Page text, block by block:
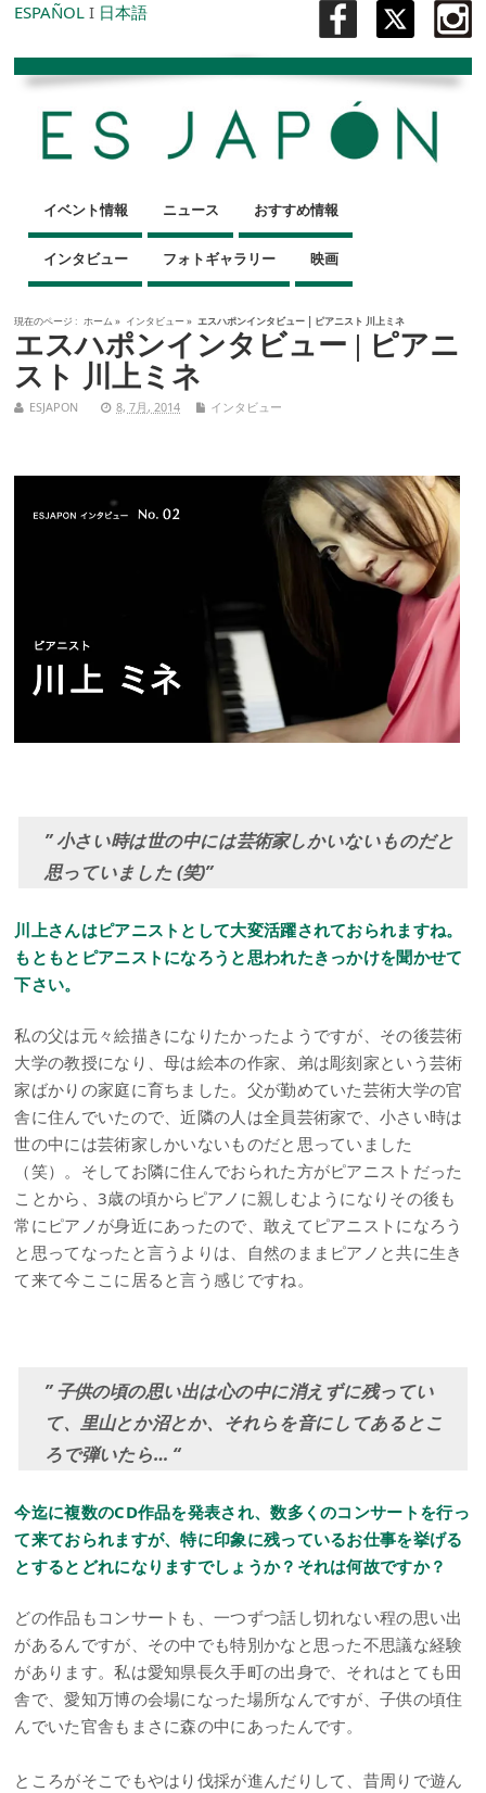
ESPAÑOL I 日本語
イベント情報 ニュース おすすめ情報
インタビュー フォトギャラリー 映画
現在のページ : ホーム » インタビュー» エスハポンインタビュー | ピアニスト 川上ミネ
エスハポンインタビュー | ピアニ
スト 川上ミネ
ESJAPON 8, 7月, 2014 インタビュー
” 小さい時は世の中には芸術家しかいないものだと
思っていました (笑)”
川上さんはピアニストとして大変活躍されておられますね。
もともとピアニストになろうと思われたきっかけを聞かせて
下さい。
私の父は元々絵描きになりたかったようですが、その後芸術
大学の教授になり、母は絵本の作家、弟は彫刻家という芸術
家ばかりの家庭に育ちました。父が勤めていた芸術大学の官
舎に住んでいたので、近隣の人は全員芸術家で、小さい時は
世の中には芸術家しかいないものだと思っていました
（笑）。そしてお隣に住んでおられた方がピアニストだった
ことから、3歳の頃からピアノに親しむようになりその後も
常にピアノが身近にあったので、敢えてピアニストになろう
と思ってなったと言うよりは、自然のままピアノと共に生き
て来て今ここに居ると言う感じですね。
” 子供の頃の思い出は心の中に消えずに残ってい
て、里山とか沼とか、それらを音にしてあるとこ
ろで弾いたら… “
今迄に複数のCD作品を発表され、数多くのコンサートを行っ
て来ておられますが、特に印象に残っているお仕事を挙げる
とするとどれになりますでしょうか？それは何故ですか？
どの作品もコンサートも、一つずつ話し切れない程の思い出
があるんですが、その中でも特別かなと思った不思議な経験
があります。私は愛知県長久手町の出身で、それはとても田
舎で、愛知万博の会場になった場所なんですが、子供の頃住
んでいた官舎もまさに森の中にあったんです。
ところがそこでもやはり伐採が進んだりして、昔周りで遊ん